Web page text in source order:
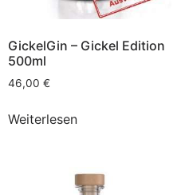
GickelGin – Gickel Edition
500ml
46,00 €
Weiterlesen